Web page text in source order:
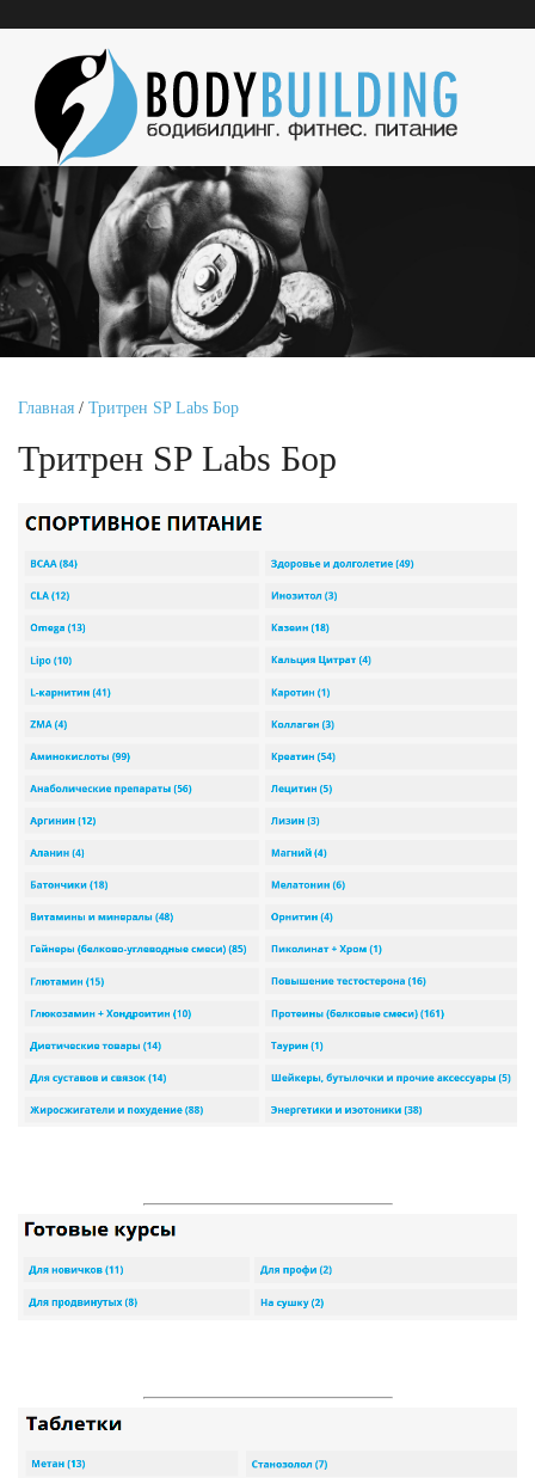
Главная / Тритрен SP Labs Бор
Тритрен SP Labs Бор